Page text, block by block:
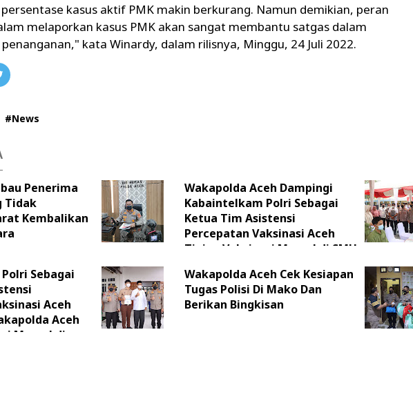
kasus aktif PMK makin berkurang. Namun demikian, peran
melaporkan kasus PMK akan sangat membantu satgas dalam
kata Winardy, dalam rilisnya, Minggu, 24 Juli 2022.
#News
Penerima
Tidak
Kembalikan
Wakapolda Aceh Dampingi
Kabaintelkam Polri Sebagai
Ketua Tim Asistensi
Percepatan Vaksinasi Aceh
Tinjau Vaksinasi Massal di SMU
Sebagai
Aceh
Aceh
Massal di
Wakapolda Aceh Cek Kesiapan
Tugas Polisi Di Mako Dan
Berikan Bingkisan